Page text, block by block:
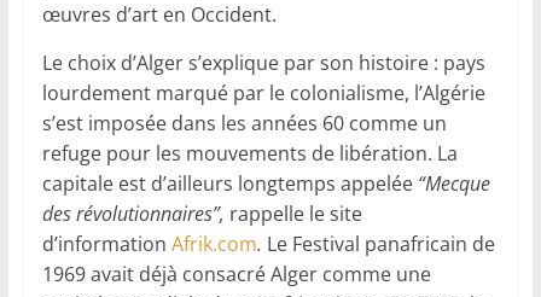
œuvres d’art en Occident.
Le choix d’Alger s’explique par son histoire : pays
lourdement marqué par le colonialisme, l’Algérie
s’est imposée dans les années 60 comme un
refuge pour les mouvements de libération. La
capitale est d’ailleurs longtemps appelée “Mecque
des révolutionnaires”, rappelle le site
d’information Afrik.com. Le Festival panafricain de
1969 avait déjà consacré Alger comme une